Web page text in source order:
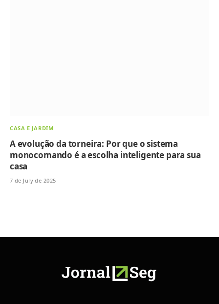
CASA E JARDIM
A evolução da torneira: Por que o sistema
monocomando é a escolha inteligente para sua
casa
7 de July de 2025